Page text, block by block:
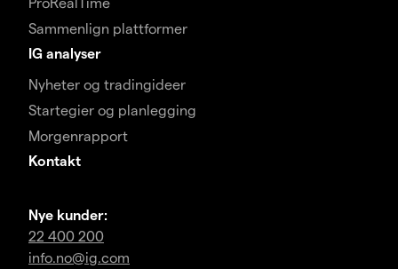
Sammenlign plattformer
IG analyser
Nyheter og tradingideer
Startegier og planlegging
Morgenrapport
Kontakt
Nye kunder:
22 400 200
info.no@ig.com